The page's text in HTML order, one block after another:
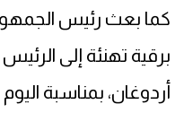
كما بعث رئيس
برقية تهنئة إلى
أردوغان، بمناسبة